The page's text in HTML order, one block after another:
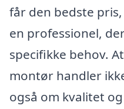
får den bedste
en professionel,
specifikke behov.
montør handler
også om kvalitet